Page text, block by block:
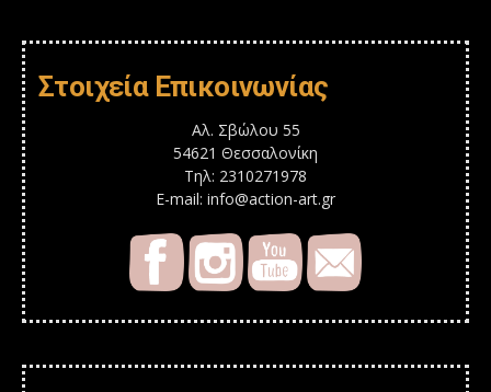
Στοιχεία Επικοινωνίας
Αλ. Σβώλου 55
54621 Θεσσαλονίκη
Τηλ: 2310271978
E-mail: info@action-art.gr